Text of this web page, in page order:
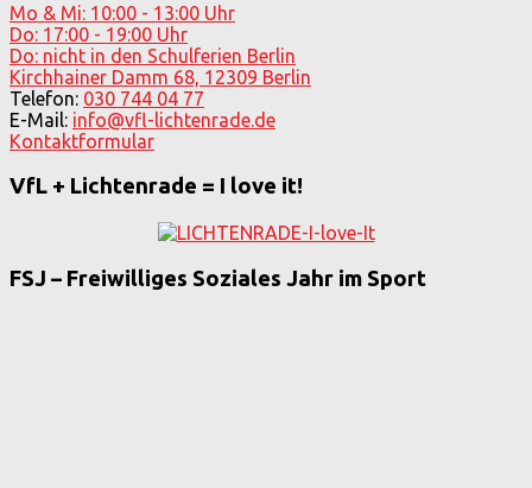
Mo & Mi: 10:00 - 13:00 Uhr
Do: 17:00 - 19:00 Uhr
Do: nicht in den Schulferien Berlin
Kirchhainer Damm 68, 12309 Berlin
Telefon: 030 744 04 77
E-Mail: info@vfl-lichtenrade.de
Kontaktformular
VfL + Lichtenrade = I love it!
FSJ – Freiwilliges Soziales Jahr im Sport